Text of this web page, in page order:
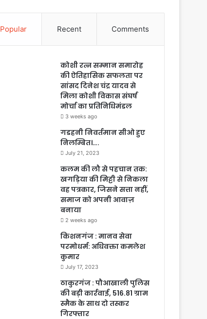
Popular Recent Comments
कोशी रत्न सम्मान समारोह
की ऐतिहासिक सफलता पर
सांसद दिनेश चंद्र यादव से
मिला कोशी विकास संघर्ष
मोर्चा का प्रतिनिधिमंडल
3 weeks ago
गडहनी निवर्तमान सीओ हुए
निलम्बित।….
July 21, 2023
कलम की लौ से पहचान तक:
खगड़िया की मिट्टी से निकला
वह पत्रकार, जिसने सत्ता नहीं,
समाज को अपनी आवाज़
बनाया
2 weeks ago
किशनगंज : मानव सेवा
परमोधर्म: अधिवक्ता कमलेश
कुमार
July 17, 2023
ठाकुरगंज : पौआखाली पुलिस
की बड़ी कार्रवाई, 516.81 ग्राम
स्मैक के साथ दो तस्कर
गिरफ्तार